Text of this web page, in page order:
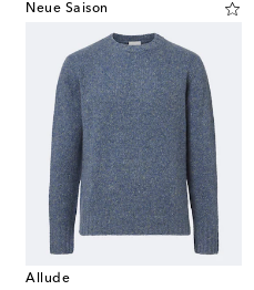
Neue Saison
Allude